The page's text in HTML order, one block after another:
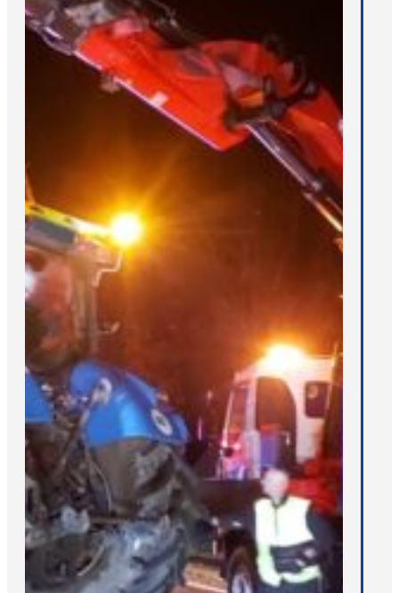
DIENSTEN
Depannage En Pechhulp
Speciaal Transport
Kraanwerken
Bus En Truck Berging
VACATURES
CONTACT
ENGLISH